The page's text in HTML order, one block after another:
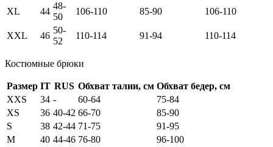
XL 44
48-
50
106-110 85-90 106-110
XXL 46
50-
52
110-114 91-94 110-114
Костюмные брюки
Размер IT RUS Обхват талии, см Обхват бедер, см
XXS
34 - 60-64
75-84
XS
36 40-42 66-70
85-90
S
38 42-44 71-75
91-95
M
40 44-46 76-80
96-100